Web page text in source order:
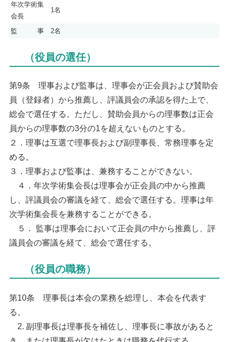
年次学術集
会長
1名
監 事 2名
（役員の選任）
第9条 理事および監事は、理事会が正会員および賛助会
員（登録者）から推薦し、評議員会の承認を得た上で、
総会で選任する。ただし、賛助会員からの理事数は正会
員からの理事数の3分の1を超えないものとする。
２．理事は互選で理事長および副理事長、常務理事を定
める。
３．理事および監事は、兼務することができない。
４．年次学術集会長は理事会が正会員の中から推薦
し、評議員会の審議を経て、総会で選任する。理事は年
次学術集会長を兼務することができる。
５． 監事は理事会において正会員の中から推薦し、評
議員会の審議を経て、総会で選任する。
（役員の職務）
第10条 理事長は本会の業務を総理し、本会を代表す
る。
2. 副理事長は理事長を補佐し、理事長に事故があると